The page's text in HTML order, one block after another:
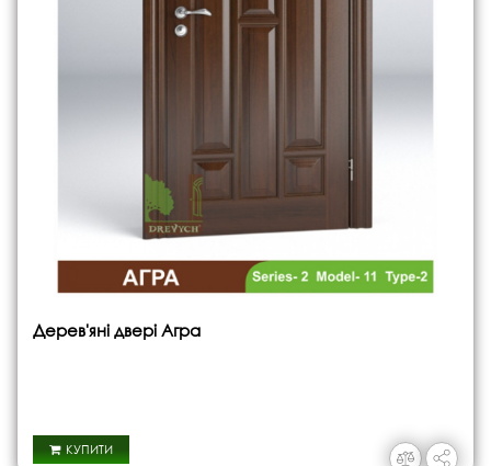
Дерев'яні двері Агра
КУПИТИ